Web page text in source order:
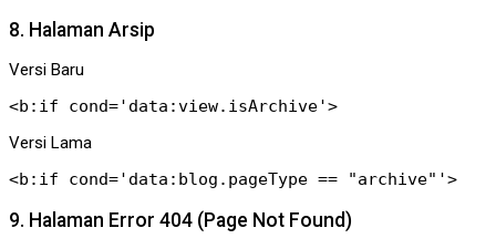
8. Halaman Arsip
Versi Baru
<b:if cond='data:view.isArchive'>
Versi Lama
<b:if cond='data:blog.pageType == "archive"'>
9. Halaman Error 404 (Page Not Found)